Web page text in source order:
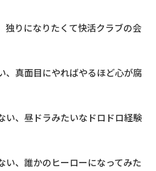
独りになりたくて快活クラブの会
、真面目にやればやるほど心が腐
い、昼ドラみたいなドロドロ経験
い、誰かのヒーローになってみた